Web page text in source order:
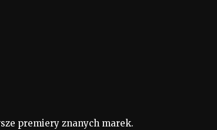
premiery znanych marek.